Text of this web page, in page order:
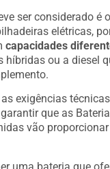
ser considerado é
elétricas,
capacidades
híbridas ou a diesel
exigências
que as
vão
uma bateria que